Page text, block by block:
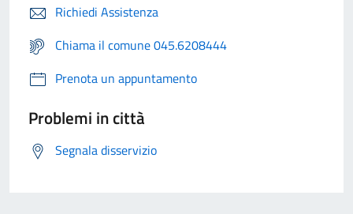
Richiedi Assistenza
Chiama il comune 045.6208444
Prenota un appuntamento
Problemi in città
Segnala disservizio